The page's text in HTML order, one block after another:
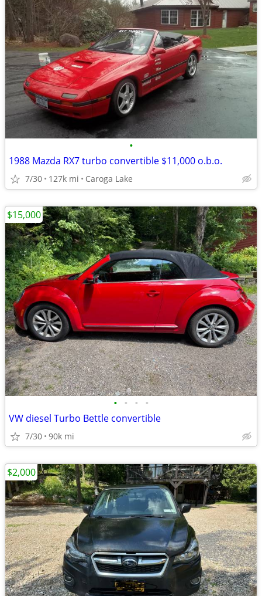
•
1988 Mazda RX7 turbo convertible $11,000 o.b.o.
7/30 127k mi Caroga Lake
• • • •
VW diesel Turbo Bettle convertible
7/30 90k mi
$15,000
$2,000